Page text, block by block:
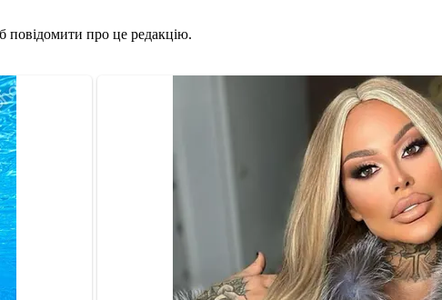
повідомити про це редакцію.